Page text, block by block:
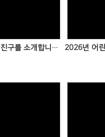
2026년 4월 어린이부 새친구를 소개합니다(260412)